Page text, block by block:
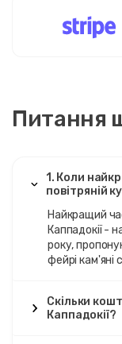
Питання
1. Коли
повітряній
Найкращий
Каппадокії -
року,
фейрі кам'яні
Скільки
Каппадокії?